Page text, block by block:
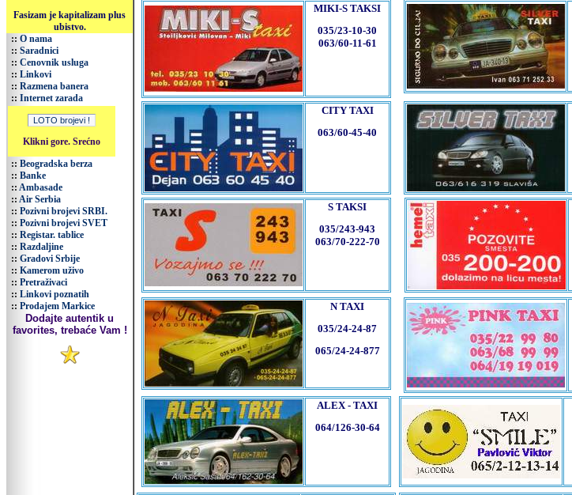
Fasizam je kapitalizam plus
ubistvo.
:: O nama
:: Saradnici
:: Cenovnik usluga
:: Linkovi
:: Razmena banera
:: Internet zarada
Klikni gore. Srećno
:: Beogradska berza
:: Banke
:: Ambasade
:: Air Serbia
:: Pozivni brojevi SRBI.
:: Pozivni brojevi SVET
:: Registar. tablice
:: Razdaljine
:: Gradovi Srbije
:: Kamerom uživo
:: Pretraživaci
:: Linkovi poznatih
:: Prodajem Markice
Dodajte autentik u
favorites, trebaće Vam !
MIKI-S TAKSI
035/23-10-30
063/60-11-61
CITY TAXI
063/60-45-40
S TAKSI
035/243-943
063/70-222-70
N TAXI
035/24-24-87
065/24-24-877
ALEX - TAXI
064/126-30-64